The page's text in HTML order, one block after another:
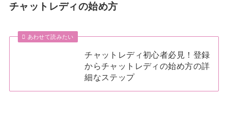
チャットレディの始め方
あわせて読みたい
チャットレディ初心者必見！登録
からチャットレディの始め方の詳
細なステップ